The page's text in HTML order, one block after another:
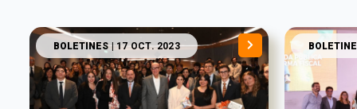
BOLETINES| 17 OCT. 2023